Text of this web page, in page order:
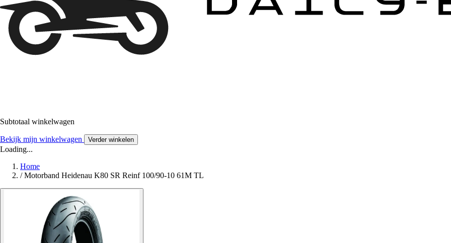
Subtotaal winkelwagen
Bekijk mijn winkelwagen Verder winkelen
Loading...
Home
/ Motorband Heidenau K80 SR Reinf 100/90-10 61M TL